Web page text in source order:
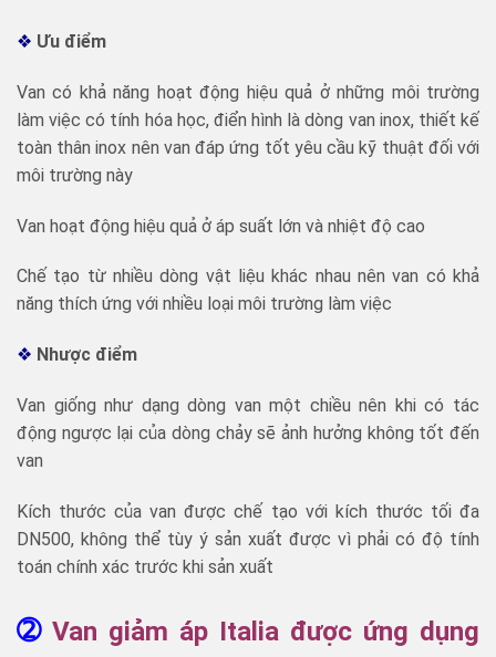
❖ Ưu điểm
Van có khả năng hoạt động hiệu quả ở những môi trường
làm việc có tính hóa học, điển hình là dòng van inox, thiết kế
toàn thân inox nên van đáp ứng tốt yêu cầu kỹ thuật đối với
môi trường này
Van hoạt động hiệu quả ở áp suất lớn và nhiệt độ cao
Chế tạo từ nhiều dòng vật liệu khác nhau nên van có khả
năng thích ứng với nhiều loại môi trường làm việc
❖ Nhược điểm
Van giống như dạng dòng van một chiều nên khi có tác
động ngược lại của dòng chảy sẽ ảnh hưởng không tốt đến
van
Kích thước của van được chế tạo với kích thước tối đa
DN500, không thể tùy ý sản xuất được vì phải có độ tính
toán chính xác trước khi sản xuất
➁ Van giảm áp Italia được ứng dụng